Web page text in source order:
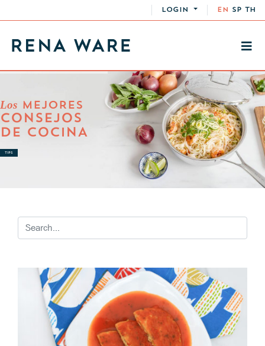
LOGIN EN SP TH
Los MEJORES
CONSEJOS
DE COCINA
TIPS